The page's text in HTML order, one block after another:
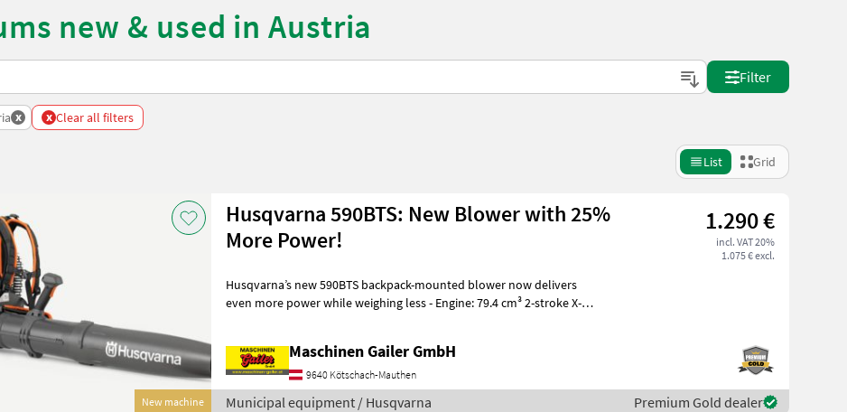
new & used in Austria
Filter
x x Clear all filters
List Grid
New machine
Husqvarna 590BTS: New Blower with 25%
More Power!
1.290 €
incl. VAT 20%
1.075 € excl.
Husqvarna’s new 590BTS backpack-mounted blower now delivers
even more power while weighing less - Engine: 79.4 cm³ 2-stroke X-
Maschinen Gailer GmbH
9640 Kötschach-Mauthen
Municipal equipment / Husqvarna Premium Gold dealer